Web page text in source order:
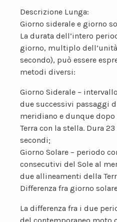
Descrizione Lunga:
Giorno siderale e giorno
La durata dell’intero
giorno, multiplo
secondo), può essere
metodi diversi:
Giorno Siderale –
due successivi passaggi
meridiano e dunque
Terra con la stella. Dura
secondi;
Giorno Solare – periodo
consecutivi del Sole al
due allineamenti della
Differenza fra giorno
La differenza fra i due